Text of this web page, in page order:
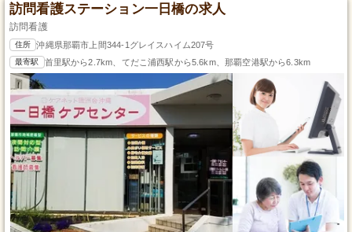
訪問看護ステーション一日橋の求人
訪問看護
住所 沖縄県那覇市上間344-1グレイスハイム207号
最寄駅 首里駅から2.7km、てだこ浦西駅から5.6km、那覇空港駅から6.3km